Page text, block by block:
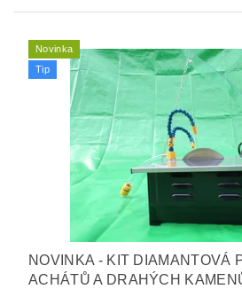
Novinka
Tip
NOVINKA - KIT DIAMANTOVÁ
ACHÁTŮ A DRAHÝCH